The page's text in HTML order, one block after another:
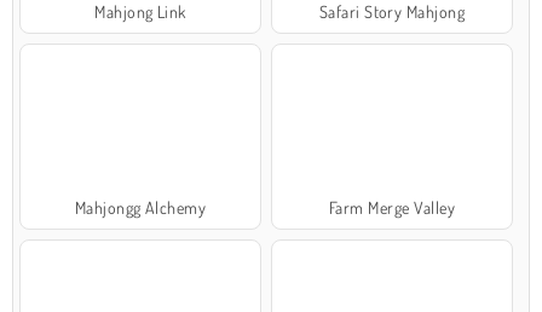
Mahjong Link Safari Story Mahjong
Mahjongg Alchemy Farm Merge Valley